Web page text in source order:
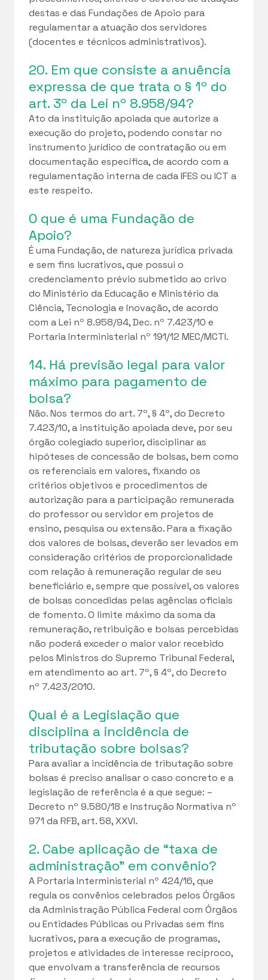
destas e das Fundações de Apoio para
regulamentar a atuação dos servidores
(docentes e técnicos administrativos).
20. Em que consiste a anuência
expressa de que trata o § 1º do
art. 3º da Lei nº 8.958/94?
Ato da instituição apoiada que autorize a
execução do projeto, podendo constar no
instrumento jurídico de contratação ou em
documentação específica, de acordo com a
regulamentação interna de cada IFES ou ICT a
este respeito.
O que é uma Fundação de
Apoio?
É uma Fundação, de natureza jurídica privada
e sem fins lucrativos, que possui o
credenciamento prévio submetido ao crivo
do Ministério da Educação e Ministério da
Ciência, Tecnologia e Inovação, de acordo
com a Lei nº 8.958/94, Dec. nº 7.423/10 e
Portaria Interministerial nº 191/12 MEC/MCTI.
14. Há previsão legal para valor
máximo para pagamento de
bolsa?
Não. Nos termos do art. 7º, § 4º, do Decreto
7.423/10, a instituição apoiada deve, por seu
órgão colegiado superior, disciplinar as
hipóteses de concessão de bolsas, bem como
os referenciais em valores, fixando os
critérios objetivos e procedimentos de
autorização para a participação remunerada
do professor ou servidor em projetos de
ensino, pesquisa ou extensão. Para a fixação
dos valores de bolsas, deverão ser levados em
consideração critérios de proporcionalidade
com relação à remuneração regular de seu
beneficiário e, sempre que possível, os valores
de bolsas concedidas pelas agências oficiais
de fomento. O limite máximo da soma da
remuneração, retribuição e bolsas percebidas
não poderá exceder o maior valor recebido
pelos Ministros do Supremo Tribunal Federal,
em atendimento ao art. 7º, § 4º, do Decreto
nº 7.423/2010.
Qual é a Legislação que
disciplina a incidência de
tributação sobre bolsas?
Para avaliar a incidência de tributação sobre
bolsas é preciso analisar o caso concreto e a
legislação de referência é a que segue: –
Decreto nº 9.580/18 e Instrução Normativa nº
971 da RFB, art. 58, XXVI.
2. Cabe aplicação de “taxa de
administração” em convênio?
A Portaria Interministerial nº 424/16, que
regula os convênios celebrados pelos Órgãos
da Administração Pública Federal com Órgãos
ou Entidades Públicas ou Privadas sem fins
lucrativos, para a execução de programas,
projetos e atividades de interesse recíproco,
que envolvam a transferência de recursos